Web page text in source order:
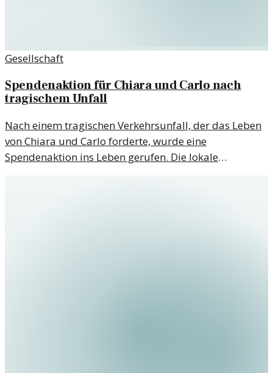
Gesellschaft
Spendenaktion für Chiara und Carlo nach
tragischem Unfall
Nach einem tragischen Verkehrsunfall, der das Leben
von Chiara und Carlo forderte, wurde eine
Spendenaktion ins Leben gerufen. Die lokale